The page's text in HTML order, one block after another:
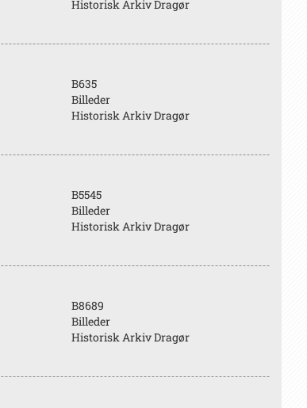
Historisk Arkiv Dragør
B635
Billeder
Historisk Arkiv Dragør
B5545
Billeder
Historisk Arkiv Dragør
B8689
Billeder
Historisk Arkiv Dragør